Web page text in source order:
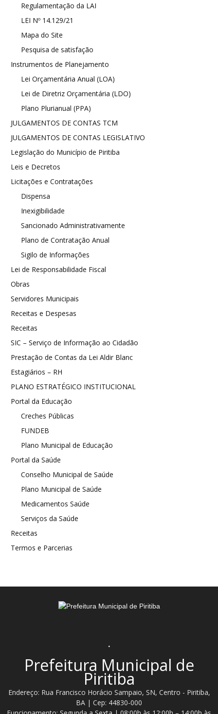
Regulamentação da LAI
LEI Nº 14.129/21
Mapa do Site
Pesquisa de satisfação
Instrumentos de Planejamento
Lei Orçamentária Anual (LOA)
Lei de Diretriz Orçamentária (LDO)
Plano Plurianual (PPA)
JULGAMENTOS DE CONTAS TCM
JULGAMENTOS DE CONTAS LEGISLATIVO
Legislação do Município de Piritiba
Leis e Decretos
Licitações e Contratações
Dispensa
Inexigibilidade
Sancionado Administrativamente
Plano de Contratação Anual
Sigilo de Informações
Lei de Responsabilidade Fiscal
Obras
Servidores Municipais
Receitas e Despesas
Receitas
SIC – Serviço de Informação ao Cidadão
Prestação de Contas da Lei Aldir Blanc
Estagiários – RH
PLANO ESTRATÉGICO INSTITUCIONAL
Portal da Educação
Creches Públicas
FUNDEB
Plano Municipal de Educação
Portal da Saúde
Conselho Municipal de Saúde
Plano Municipal de Saúde
Medicamentos Saúde
Serviços da Saúde
Receitas
Termos e Parcerias
.
Prefeitura Municipal de
Piritiba
Endereço: Rua Francisco Horácio Sampaio, SN, Centro - Piritiba,
BA | Cep: 44830-000